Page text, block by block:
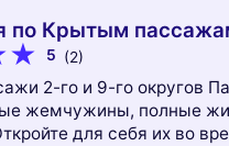
по Крытым
5 (2)
2-го и 9-го округов
жемчужины, полные
для себя их во